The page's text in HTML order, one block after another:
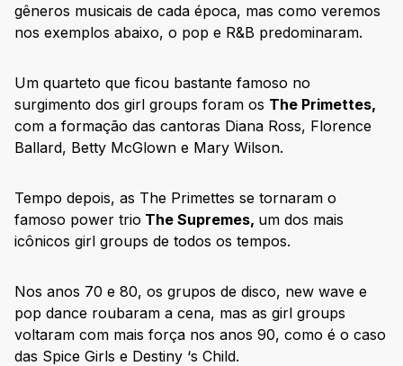
gêneros musicais de cada época, mas como veremos
nos exemplos abaixo, o pop e R&B predominaram.
Um quarteto que ficou bastante famoso no
surgimento dos girl groups foram os The Primettes,
com a formação das cantoras Diana Ross, Florence
Ballard, Betty McGlown e Mary Wilson.
Tempo depois, as The Primettes se tornaram o
famoso power trio The Supremes, um dos mais
icônicos girl groups de todos os tempos.
Nos anos 70 e 80, os grupos de disco, new wave e
pop dance roubaram a cena, mas as girl groups
voltaram com mais força nos anos 90, como é o caso
das Spice Girls e Destiny ‘s Child.